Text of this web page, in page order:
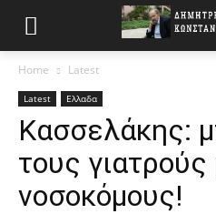
Home Latest
Latest Ελλαδα
Κασσελάκης:
τους
νοσοκόμους!